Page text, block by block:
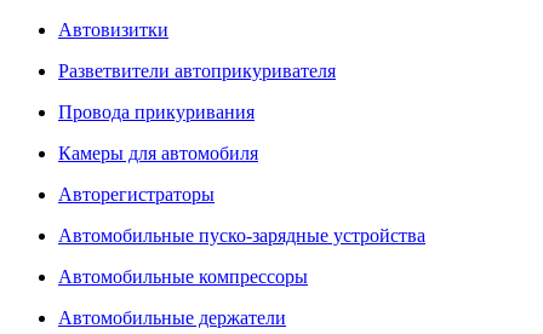
Автовизитки
Разветвители автоприкуривателя
Провода прикуривания
Камеры для автомобиля
Авторегистраторы
Автомобильные пуско-зарядные устройства
Автомобильные компрессоры
Автомобильные держатели